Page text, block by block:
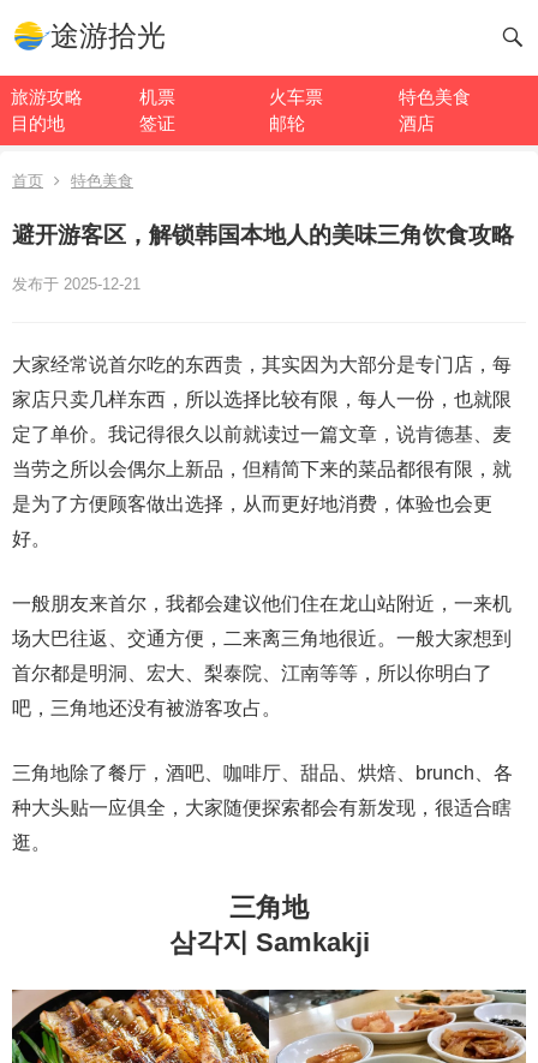
途游拾光
旅游攻略 机票 火车票
特色美食
目的地
签证 邮轮 酒店
首页 特色美食
避开游客区，解锁韩国本地人的美味三角饮食攻略
发布于 2025-12-21
大家经常说首尔吃的东西贵，其实因为大部分是专门店，每
家店只卖几样东西，所以选择比较有限，每人一份，也就限
定了单价。我记得很久以前就读过一篇文章，说肯德基、麦
当劳之所以会偶尔上新品，但精简下来的菜品都很有限，就
是为了方便顾客做出选择，从而更好地消费，体验也会更
好。
一般朋友来首尔，我都会建议他们住在龙山站附近，一来机
场大巴往返、交通方便，二来离三角地很近。一般大家想到
首尔都是明洞、宏大、梨泰院、江南等等，所以你明白了
吧，三角地还没有被游客攻占。
三角地除了餐厅，酒吧、咖啡厅、甜品、烘焙、brunch、各
种大头贴一应俱全，大家随便探索都会有新发现，很适合瞎
逛。
三角地
삼각지 Samkakji